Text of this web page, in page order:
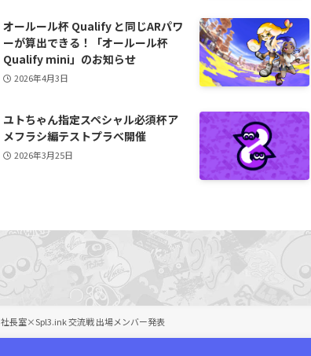
オールール杯 Qualify と同じARパワ
ーが算出できる！「オールール杯
Qualify mini」のお知らせ
2026年4月3日
ユトちゃん指定スペシャル必須杯ア
メフラシ編テストプラべ開催
2026年3月25日
社長室×Spl3.ink 交流戦 出場メンバー発表